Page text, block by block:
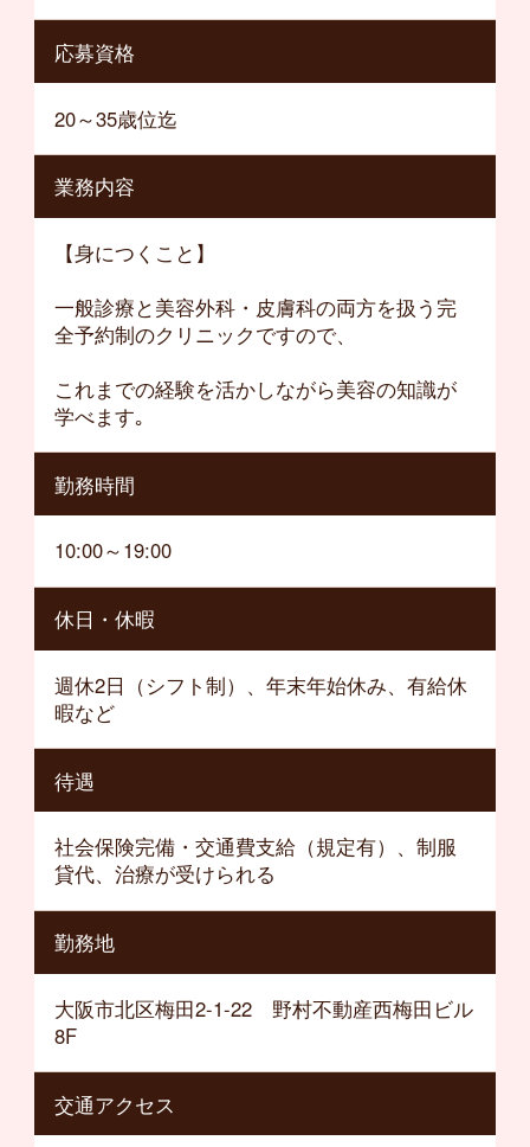
応募資格
20～35歳位迄
業務内容
【身につくこと】
一般診療と美容外科・皮膚科の両方を扱う完
全予約制のクリニックですので、
これまでの経験を活かしながら美容の知識が
学べます｡
勤務時間
10:00～19:00
休日・休暇
週休2日（シフト制）、年末年始休み、有給休
暇など
待遇
社会保険完備・交通費支給（規定有）、制服
貸代、治療が受けられる
勤務地
大阪市北区梅田2-1-22 野村不動産西梅田ビル
8F
交通アクセス